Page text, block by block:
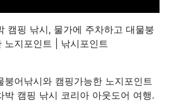
캠핑 낚시, 물가에 주차하고 대물붕
노지포인트 | 낚시포인트
붕어낚시와 캠핑가능한 노지포인트
박 캠핑 낚시 코리아 아웃도어 여행.